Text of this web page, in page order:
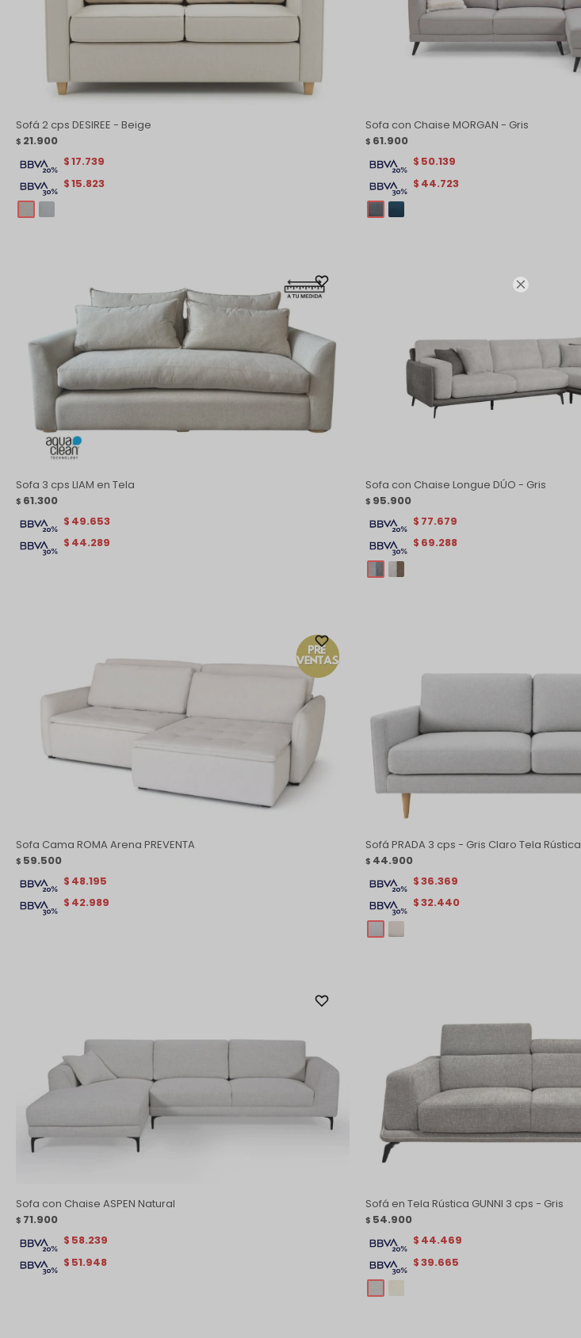

Sofá 2 cps DESIREE - Beige
$ 21.900
$15.823
$17.739
Sofa con Chaise MORGAN - Gris
$ 61.900
$ 44.723
$ 50.139
Sofa 3 cps LIAM en Tela
$ 61.300
$ 44.289
$ 49.653
Sofa con Chaise Longue DÚO - Gris
$ 95.900
$ 69.288
$ 77.679
Sofa Cama ROMA Arena PREVENTA
$ 59.500
$ 42.989
$ 48.195
Sofá PRADA 3 cps - Gris Claro Tela Rústica
$ 44.900
$ 32.440
$ 36.369
Sofa con Chaise ASPEN Natural
$ 71.900
$ 51.948
$ 58.239
Sofá en Tela Rústica GUNNI 3 cps - Gris
$ 54.900
$ 39.665
$ 44.469